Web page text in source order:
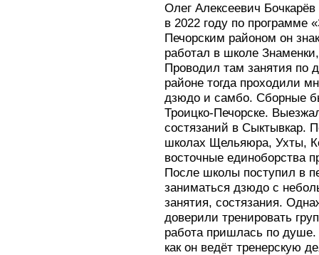
Олег Алексеевич
в 2022 году по программе
Печорским районом он
работал в школе
Проводил там занятия по
районе тогда проходили
дзюдо и самбо. Сборные
Троицко-Печорске.
состязаний в Сыктывкар.
школах Щельяюра, Ухты,
восточные единоборства
После школы поступил в
заниматься дзюдо с
занятия, состязания.
доверили тренировать
работа пришлась по душе.
как он ведёт тренерскую